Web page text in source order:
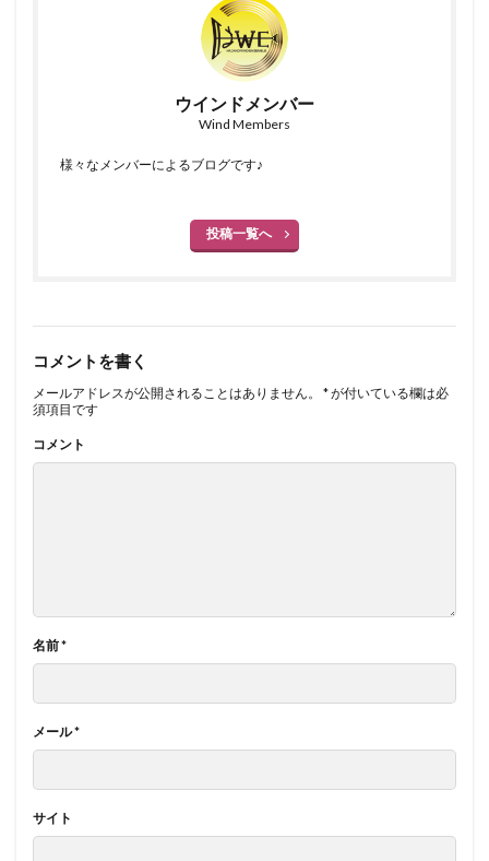
ウインドメンバー
Wind Members
様々なメンバーによるブログです♪
投稿一覧へ
コメントを書く
メールアドレスが公開されることはありません。 *が付いている欄は必
須項目です
コメント
名前*
メール*
サイト